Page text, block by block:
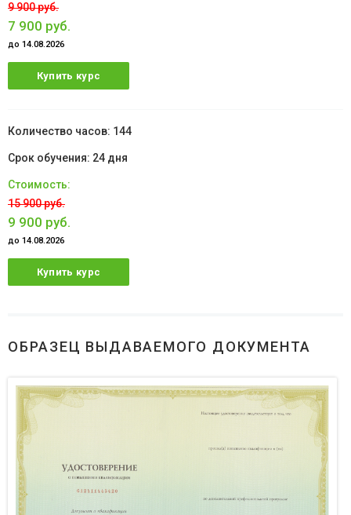
9 900 руб.
7 900 руб.
до 14.08.2026
Купить курс
144
24 дня
15 900 руб.
9 900 руб.
до 14.08.2026
Купить курс
ОБРАЗЕЦ ВЫДАВАЕМОГО ДОКУМЕНТА